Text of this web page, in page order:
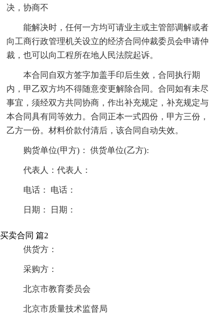
决，协商不
能解决时，任何一方均可请业主或主管部调解或者
向工商行政管理机关设立的经济合同仲裁委员会申请仲
裁，也可以向工程所在地人民法院起诉。
本合同自双方签字加盖手印后生效，合同执行期
内，甲乙双方均不得随意变更解除合同。合同如有未尽
事宜，须经双方共同协商，作出补充规定，补充规定与
本合同具有同等效力。合同正本一式四份，甲方三份，
乙方一份。材料价款付清后，该合同自动失效。
购货单位(甲方)： 供货单位(乙方):
代表人：代表人：
电话： 电话：
日期： 日期：
买卖合同 篇2
供货方：
采购方：
北京市教育委员会
北京市质量技术监督局